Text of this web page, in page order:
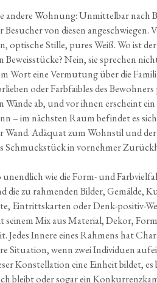
ande­re Woh­nung: Unmit­tel­bar nach
Besu­cher von die­sen ange­schwie­gen.
opti­sche Stil­le, pures Weiß. Wo ist
Beweis­stü­cke? Nein, sie spre­chen
Wort eine Ver­mu­tung über die
oder Farb­fai­bles des
Wän­de ab, und vor ihnen erscheint
– im nächs­ten Raum befin­det es
Wand. Adäquat zum Wohn­stil und
Schmuck­stück in vor­neh­mer
unend­lich wie die Form- und
die zu rah­men­den Bil­der, Gemäl­de,
Ein­tritts­kar­ten oder Denk-posi­tiv-
sei­nem Mix aus Mate­ri­al, Dekor,
Jedes Inne­re eines Rah­mens hat
Situa­ti­on, wenn zwei Indi­vi­du­en
Kon­stel­la­ti­on eine Ein­heit bil­det,
bleibt oder sogar ein